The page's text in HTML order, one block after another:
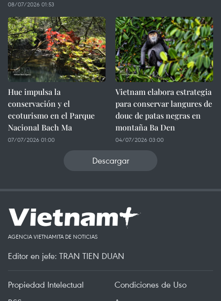
08/07/2026 01:53
Hue impulsa la
conservación y el
ecoturismo en el Parque
Nacional Bach Ma
07/07/2026 01:00
Vietnam elabora estrategia
para conservar langures de
douc de patas negras en
montaña Ba Den
04/07/2026 03:00
Descargar
AGENCIA VIETNAMITA DE NOTICIAS
Editor en jefe: TRAN TIEN DUAN
Propiedad Intelectual
Condiciones de Uso